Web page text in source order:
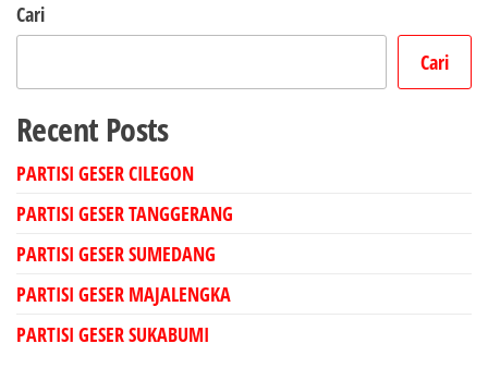
Cari
Cari
Recent Posts
PARTISI GESER CILEGON
PARTISI GESER TANGGERANG
PARTISI GESER SUMEDANG
PARTISI GESER MAJALENGKA
PARTISI GESER SUKABUMI